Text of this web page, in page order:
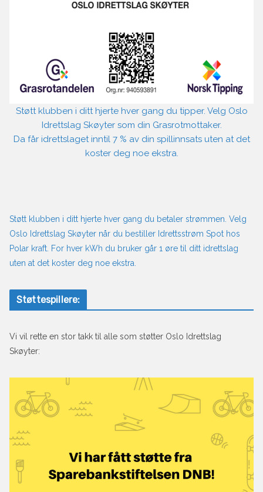
Støtt klubben i ditt hjerte hver gang du tipper. Velg Oslo
Idrettslag Skøyter som din Grasrotmottaker.
Da får idrettslaget inntil 7 % av din spillinnsats uten at det
koster deg noe ekstra.
Støtt klubben i ditt hjerte hver gang du betaler strømmen. Velg
Oslo Idrettslag Skøyter når du bestiller Idrettsstrøm Spot hos
Polar kraft. For hver kWh du bruker går 1 øre til ditt idrettslag
uten at det koster deg noe ekstra.
Støttespillere:
Vi vil rette en stor takk til alle som støtter Oslo Idrettslag
Skøyter: